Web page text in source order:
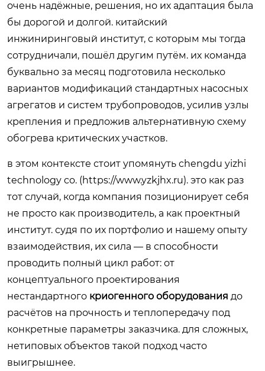
очень надёжные, решения, но их адаптация была
бы дорогой и долгой. китайский
инжиниринговый институт, с которым мы тогда
сотрудничали, пошёл другим путём. их команда
буквально за месяц подготовила несколько
вариантов модификаций стандартных насосных
агрегатов и систем трубопроводов, усилив узлы
крепления и предложив альтернативную схему
обогрева критических участков.
в этом контексте стоит упомянуть chengdu yizhi
technology co. (https://www.yzkjhx.ru). это как раз
тот случай, когда компания позиционирует себя
не просто как производитель, а как проектный
институт. судя по их портфолио и нашему опыту
взаимодействия, их сила — в способности
проводить полный цикл работ: от
концептуального проектирования
нестандартного криогенного оборудования до
расчётов на прочность и теплопередачу под
конкретные параметры заказчика. для сложных,
нетиповых объектов такой подход часто
выигрышнее.